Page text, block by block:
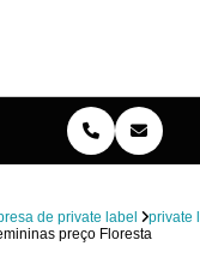
de private label
private
preço Floresta